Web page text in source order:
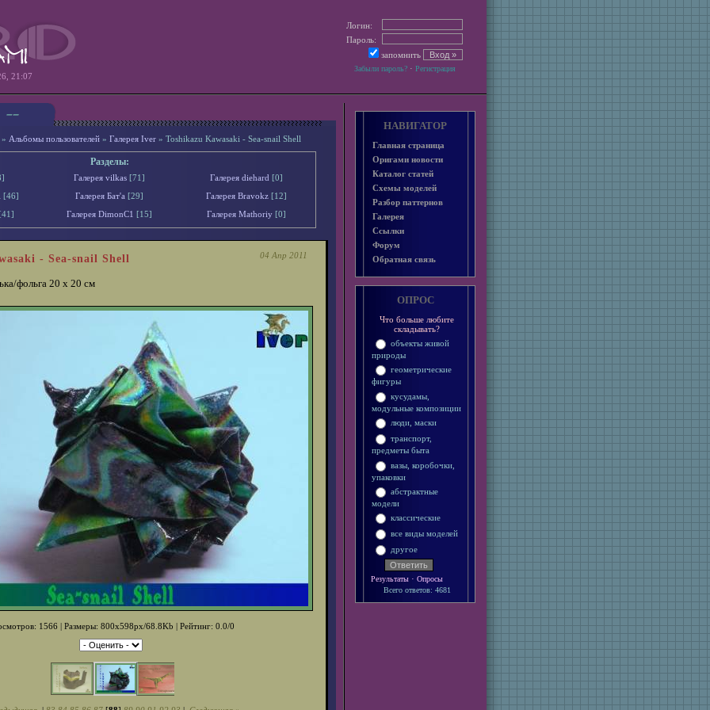
21:07
Логин:
Пароль:
запомнить
Забыли пароль?· Регистрация
» Альбомы пользователей » Галерея Iver » Toshikazu Kawasaki - Sea-snail Shell
Разделы:
Галерея vilkas [71] Галерея diehard [0]
[46] Галерея Бат'а [29] Галерея Bravokz [12]
Галерея DimonС1 [15] Галерея Mathoriy [0]
- Sea-snail Shell
фольга 20 х 20 см
04 Апр 2011
1566 | Размеры: 800x598px/68.8Kb | Рейтинг: 0.0/0
НАВИГАТОР
Главная страница
Оригами новости
Каталог статей
Схемы моделей
Разбор паттернов
Галерея
Ссылки
Форум
Обратная связь
ОПРОС
Что больше любите
складывать?
объекты живой
природы
геометрические
фигуры
кусудамы,
модульные композиции
люди, маски
транспорт,
предметы быта
вазы, коробочки,
упаковки
абстрактные
модели
классические
все виды моделей
другое
Результаты · Опросы
Всего ответов: 4681